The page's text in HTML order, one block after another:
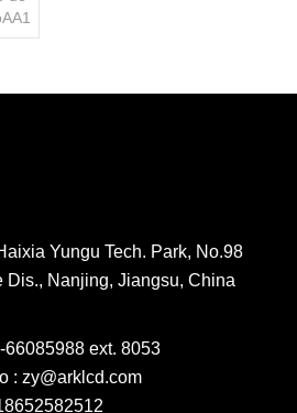
Yungu Tech. Park, No.98
Dis., Nanjing, Jiangsu, China
66085988 ext. 8053
: zy@arklcd.com